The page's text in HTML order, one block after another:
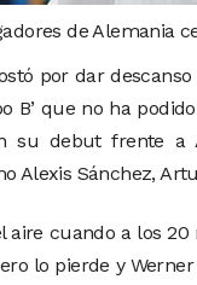
de Alemania
por dar
B’ que no ha
su debut frente a
Alexis Sánchez,
aire cuando a los
lo pierde y